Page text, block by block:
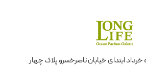
خرداد ابتدای خیابان ناصرخسرو پلاک چهار